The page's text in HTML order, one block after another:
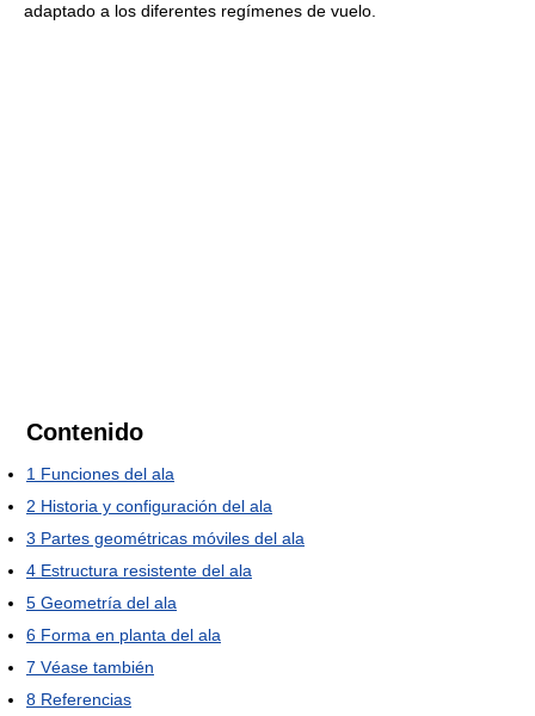
adaptado a los diferentes regímenes de vuelo.
Contenido
1 Funciones del ala
2 Historia y configuración del ala
3 Partes geométricas móviles del ala
4 Estructura resistente del ala
5 Geometría del ala
6 Forma en planta del ala
7 Véase también
8 Referencias